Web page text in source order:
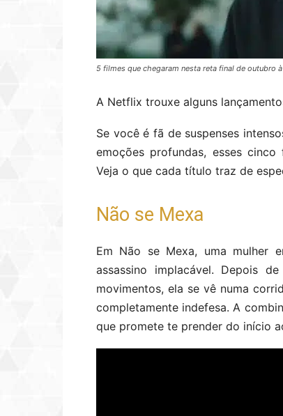
5 filmes que chegaram nesta reta final de outubro
A Netflix trouxe alguns
Se você é fã de suspenses
emoções profundas, esses
Veja o que cada título traz de
Não se Mexa
Em Não se Mexa, uma mulher
assassino implacável. Depois
movimentos, ela se vê numa
completamente indefesa. A
que promete te prender do início